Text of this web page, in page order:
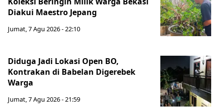
Diakui Maestro Jepang
Jumat, 7 Agu 2026 - 22:10
Diduga Jadi Lokasi Open BO,
Kontrakan di Babelan Digerebek
Warga
Jumat, 7 Agu 2026 - 21:59